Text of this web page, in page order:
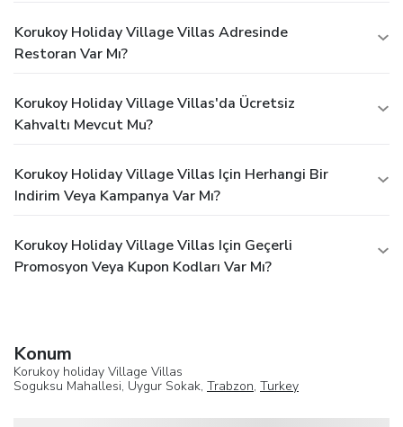
Korukoy Holiday Village Villas Adresinde
Restoran Var Mı?
Korukoy Holiday Village Villas'da Ücretsiz
Kahvaltı Mevcut Mu?
Korukoy Holiday Village Villas Için Herhangi Bir
Indirim Veya Kampanya Var Mı?
Korukoy Holiday Village Villas Için Geçerli
Promosyon Veya Kupon Kodları Var Mı?
Konum
Korukoy holiday Village Villas
Soguksu Mahallesi, Uygur Sokak, Trabzon, Turkey